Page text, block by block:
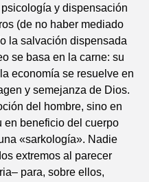
y dispensación
(de no haber mediado
la salvación dispensada
se basa en la carne: su
economía se resuelve en
y semejanza de Dios.
del hombre, sino en
en beneficio del cuerpo
«sarkología». Nadie
extremos al parecer
para, sobre ellos,